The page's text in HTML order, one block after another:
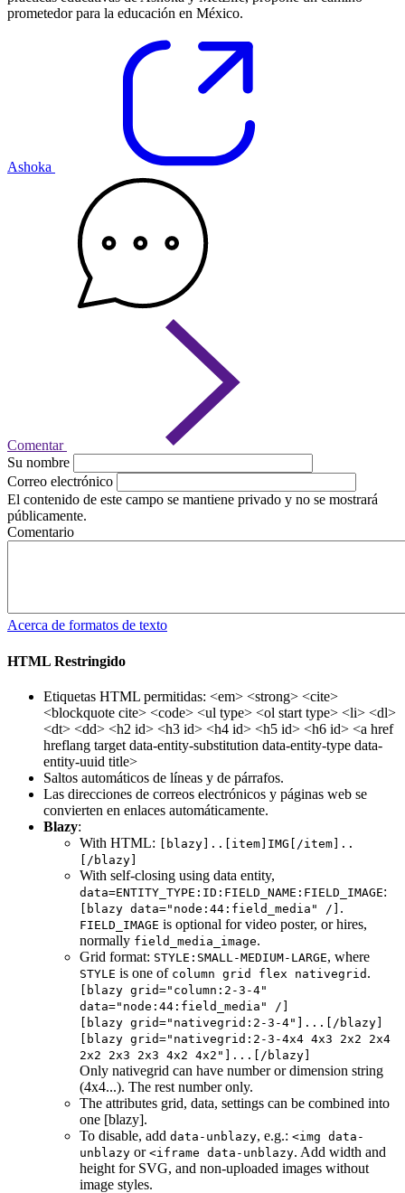
prometedor para la educación en México.
Ashoka
Comentar
Su nombre
Correo electrónico
El contenido de este campo se mantiene privado y no se mostrará
públicamente.
Comentario
Acerca de formatos de texto
HTML Restringido
Etiquetas HTML permitidas: <em> <strong> <cite>
<blockquote cite> <code> <ul type> <ol start type> <li> <dl>
<dt> <dd> <h2 id> <h3 id> <h4 id> <h5 id> <h6 id> <a href
hreflang target data-entity-substitution data-entity-type data-
entity-uuid title>
Saltos automáticos de líneas y de párrafos.
Las direcciones de correos electrónicos y páginas web se
convierten en enlaces automáticamente.
Blazy:
With HTML:
[blazy]..[item]IMG[/item]..
[/blazy]
With self-closing using data entity,
data=ENTITY_TYPE:ID:FIELD_NAME:FIELD_IMAGE:
[blazy data="node:44:field_media" /] .
FIELD_IMAGE is optional for video poster, or hires,
normally field_media_image.
Grid format: STYLE:SMALL-MEDIUM-LARGE, where
STYLE is one of column grid flex nativegrid .
[blazy grid="column:2-3-4"
data="node:44:field_media" /]
[blazy grid="nativegrid:2-3-4"]...[/blazy]
[blazy grid="nativegrid:2-3-4x4 4x3 2x2 2x4
2x2 2x3 2x3 4x2 4x2"]...[/blazy]
Only nativegrid can have number or dimension string
(4x4...). The rest number only.
The attributes grid, data, settings can be combined into
one [blazy].
To disable, add data-unblazy, e.g.: <img data-
unblazy or <iframe data-unblazy. Add width and
height for SVG, and non-uploaded images without
image styles.